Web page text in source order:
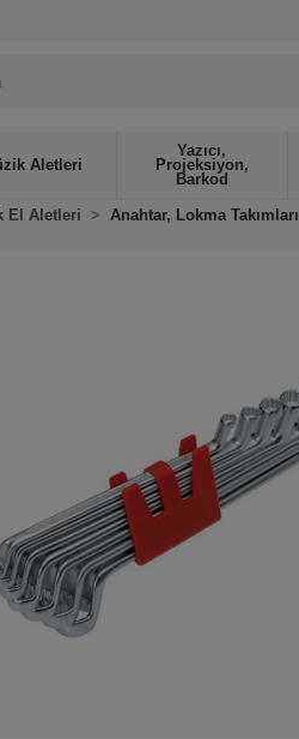
Aletleri
Yazıcı,
Projeksiyon,
Barkod
El Aletleri Anahtar, Lokma Takımları